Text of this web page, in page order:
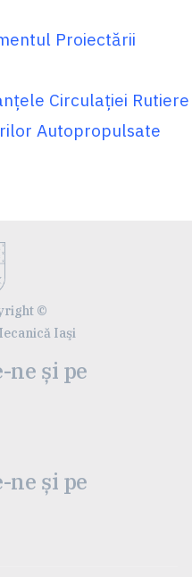
Proiectării
Circulaţiei Rutiere
Autopropulsate
©
Iaşi
ne și pe
ne și pe